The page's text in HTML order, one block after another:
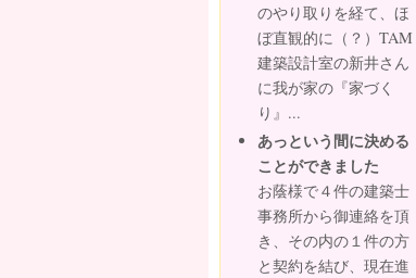
のやり取りを経て、ほ
ぼ直観的に（？）TAM
建築設計室の新井さん
に我が家の『家づく
り』...
あっという間に決める
ことができました
お蔭様で４件の建築士
事務所から御連絡を頂
き、その内の１件の方
と契約を結び、現在進